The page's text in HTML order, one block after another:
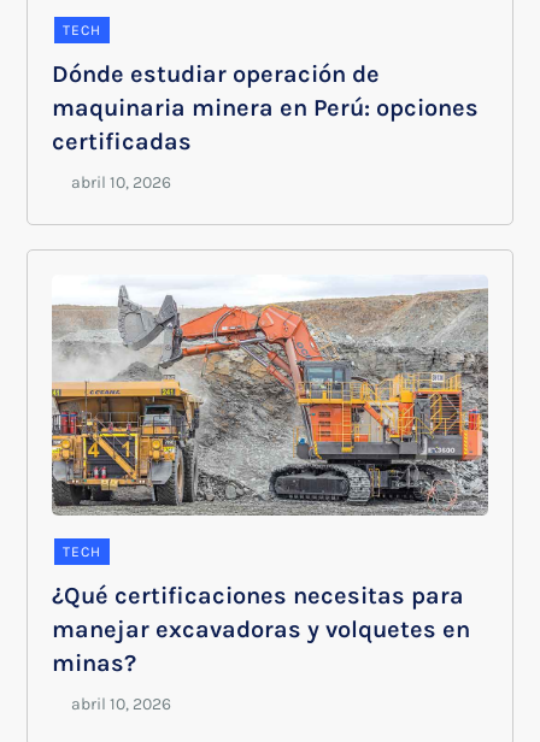
TECH
Dónde estudiar operación de
maquinaria minera en Perú: opciones
certificadas
TECH
¿Qué certificaciones necesitas para
manejar excavadoras y volquetes en
minas?